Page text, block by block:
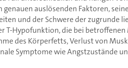
auslösenden Faktoren,
und der Schwere der zugrunde
T-Hypofunktion, die bei
des Körperfetts, Verlust von
Symptome wie Angstzustände